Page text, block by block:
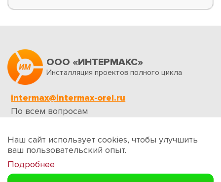
ООО «ИНТЕРМАКС»
Инсталляция проектов полного цикла
intermax@intermax-orel.ru
По всем вопросам
Обратная связь
Наш сайт использует cookies, чтобы улучшить
ваш пользовательский опыт.
Подробнее